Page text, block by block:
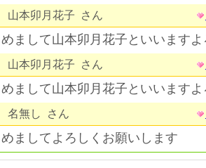
山本卯月花子 さん
まして山本卯月花子といいますよ
山本卯月花子 さん
まして山本卯月花子といいますよ
名無し さん
ましてよろしくお願いします